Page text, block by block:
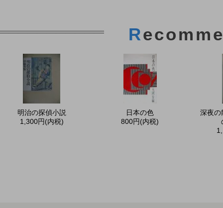
R
明治の探偵小説
1,300円(内税)
日本の色
800円(内税)
深夜